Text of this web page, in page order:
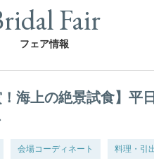
Fair
フェア情報
！海上の絶景試食】
会場コーディネート 料理・引